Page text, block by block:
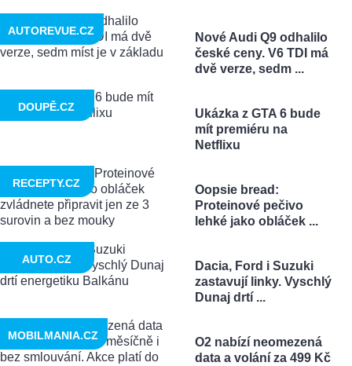
Nové Audi Q9 odhalilo
české ceny. V6 TDI má
dvě verze, sedm ...
AUTOREVUE.CZ
Ukázka z GTA 6 bude
mít premiéru na
Netflixu
DOUPĚ.CZ
Oopsie bread:
Proteinové pečivo
lehké jako obláček ...
RECEPTY.CZ
Dacia, Ford i Suzuki
zastavují linky. Vyschlý
Dunaj drtí ...
AUTO.CZ
O2 nabízí neomezená
data a volání za 499 Kč
MOBILMANIA.CZ